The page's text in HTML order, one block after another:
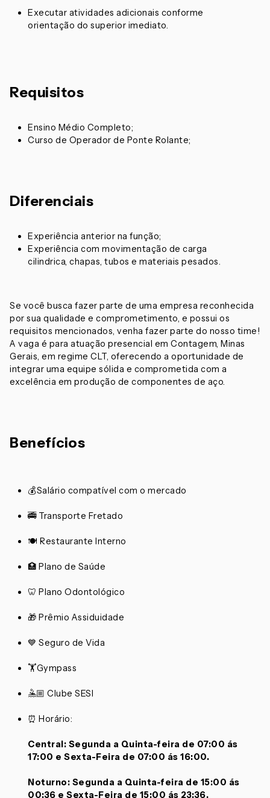
Executar atividades adicionais conforme
orientação do superior imediato.
Requisitos
Ensino Médio Completo;
Curso de Operador de Ponte Rolante;
Diferenciais
Experiência anterior na função;
Experiência com movimentação de carga
cilindrica, chapas, tubos e materiais pesados.
Se você busca fazer parte de uma empresa reconhecida
por sua qualidade e comprometimento, e possui os
requisitos mencionados, venha fazer parte do nosso time!
A vaga é para atuação presencial em Contagem, Minas
Gerais, em regime CLT, oferecendo a oportunidade de
integrar uma equipe sólida e comprometida com a
excelência em produção de componentes de aço.
Benefícios
💰Salário compatível com o mercado
🚎 Transporte Fretado
🍽️ Restaurante Interno
🏥 Plano de Saúde
🦷 Plano Odontológico
🎁 Prêmio Assiduidade
💙 Seguro de Vida
🏋️Gympass
🤽🏼 Clube SESI
⏰ Horário:
Central: Segunda a Quinta-feira de 07:00 ás
17:00 e Sexta-Feira de 07:00 ás 16:00.
Noturno: Segunda a Quinta-feira de 15:00 ás
00:36 e Sexta-Feira de 15:00 ás 23:36.